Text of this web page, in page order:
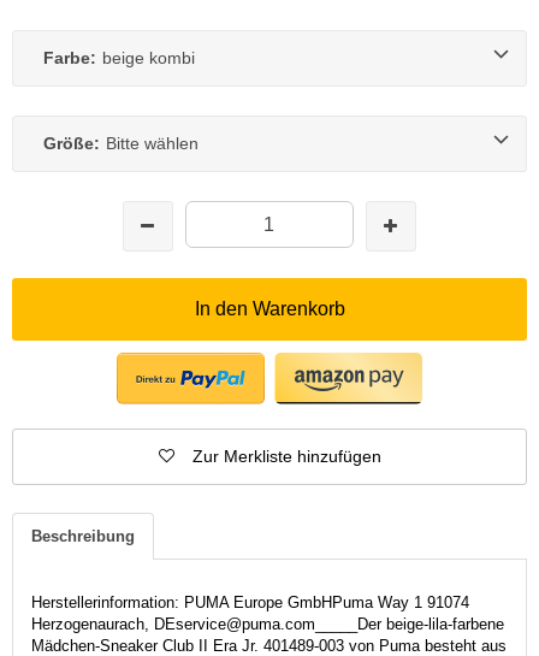
Farbe: beige kombi
Größe: Bitte wählen
In den Warenkorb
Zur Merkliste hinzufügen
Beschreibung
Herstellerinformation: PUMA Europe GmbHPuma Way 1 91074
Herzogenaurach, DEservice@puma.com_____Der beige-lila-farbene
Mädchen-Sneaker Club II Era Jr. 401489-003 von Puma besteht aus